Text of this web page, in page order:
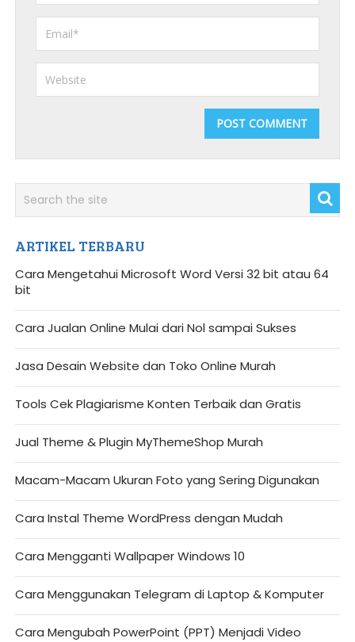
ARTIKEL TERBARU
Cara Mengetahui Microsoft Word Versi 32 bit atau 64
bit
Cara Jualan Online Mulai dari Nol sampai Sukses
Jasa Desain Website dan Toko Online Murah
Tools Cek Plagiarisme Konten Terbaik dan Gratis
Jual Theme & Plugin MyThemeShop Murah
Macam-Macam Ukuran Foto yang Sering Digunakan
Cara Instal Theme WordPress dengan Mudah
Cara Mengganti Wallpaper Windows 10
Cara Menggunakan Telegram di Laptop & Komputer
Cara Mengubah PowerPoint (PPT) Menjadi Video